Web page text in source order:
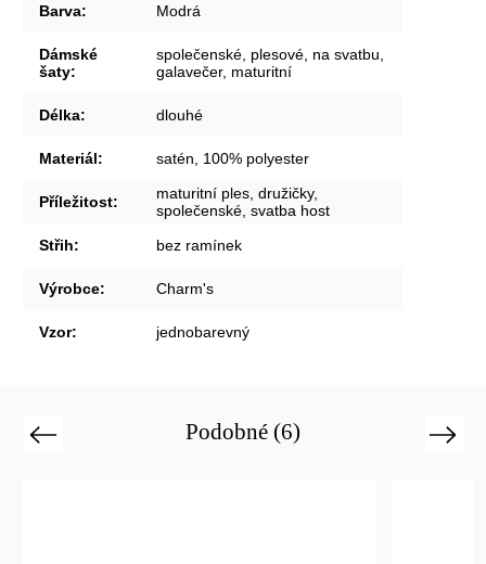
Barva: Modrá
Dámské
šaty:
společenské, plesové, na svatbu,
galavečer, maturitní
Délka: dlouhé
Materiál: satén, 100% polyester
Příležitost:
maturitní ples, družičky,
společenské, svatba host
Střih: bez ramínek
Výrobce: Charm's
Vzor: jednobarevný
Podobné (6)
Previous Next